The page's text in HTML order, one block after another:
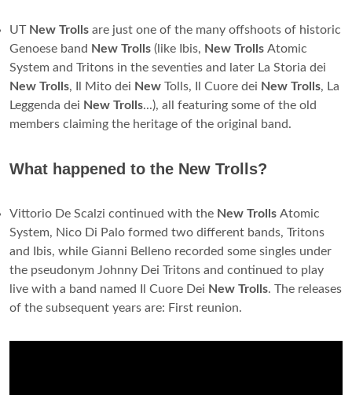
UT New Trolls are just one of the many offshoots of historic
Genoese band New Trolls (like Ibis, New Trolls Atomic
System and Tritons in the seventies and later La Storia dei
New Trolls, Il Mito dei New Tolls, Il Cuore dei New Trolls, La
Leggenda dei New Trolls...), all featuring some of the old
members claiming the heritage of the original band.
What happened to the New Trolls?
Vittorio De Scalzi continued with the New Trolls Atomic
System, Nico Di Palo formed two different bands, Tritons
and Ibis, while Gianni Belleno recorded some singles under
the pseudonym Johnny Dei Tritons and continued to play
live with a band named Il Cuore Dei New Trolls. The releases
of the subsequent years are: First reunion.